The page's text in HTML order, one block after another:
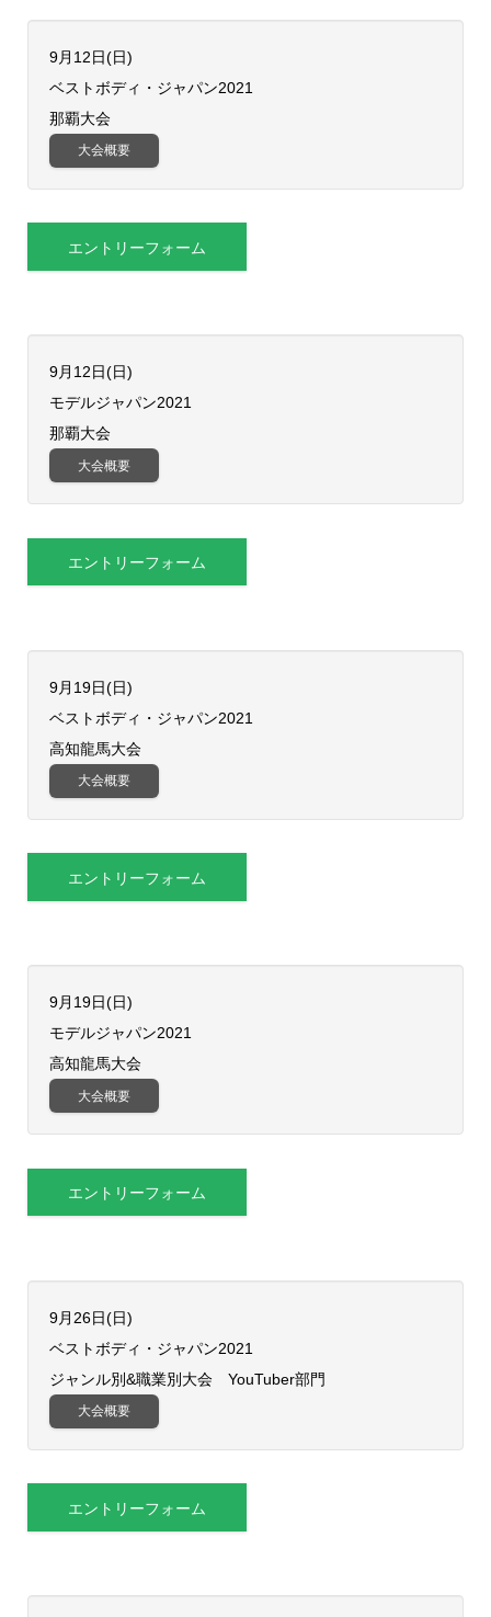
9月12日(日)
ベストボディ・ジャパン2021
那覇大会
大会概要
エントリーフォーム
9月12日(日)
モデルジャパン2021
那覇大会
大会概要
エントリーフォーム
9月19日(日)
ベストボディ・ジャパン2021
高知龍馬大会
大会概要
エントリーフォーム
9月19日(日)
モデルジャパン2021
高知龍馬大会
大会概要
エントリーフォーム
9月26日(日)
ベストボディ・ジャパン2021
ジャンル別&職業別大会 YouTuber部門
大会概要
エントリーフォーム